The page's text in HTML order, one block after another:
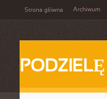
Strona główna Archiwum
PODZIELĘ